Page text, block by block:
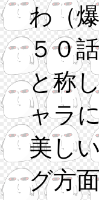
わ（
５０
と称
ャラ
美し
グ方